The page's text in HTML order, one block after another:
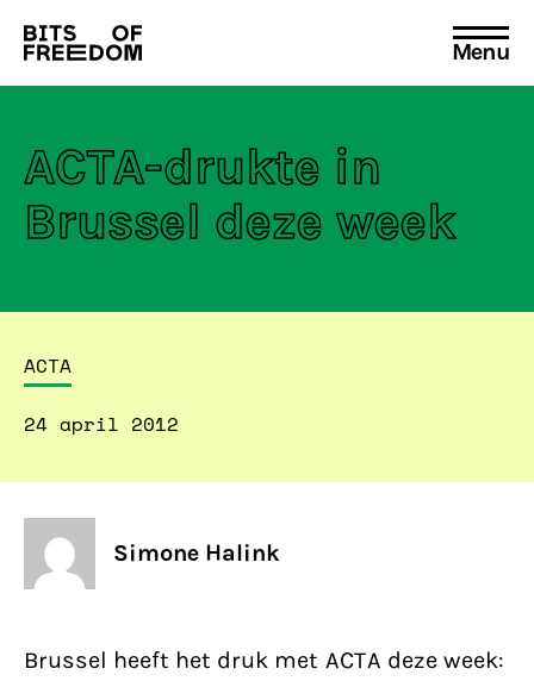
Search
for:
Menu
ACTA-drukte in
Brussel deze week
ACTA
24 april 2012
Simone Halink
Brussel heeft het druk met ACTA deze week: